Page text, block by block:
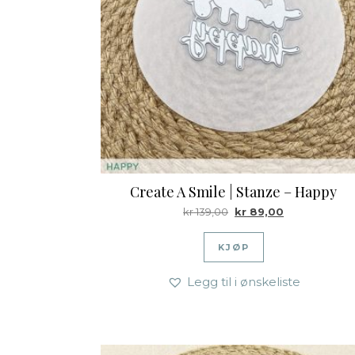
Create A Smile | Stanze – Happy
kr139,00 Opprinnelig pris var: kr
kr 89,00
KJØP
Legg til i ønskeliste